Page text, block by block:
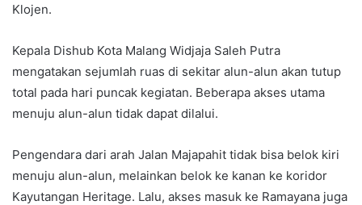
Klojen.
Kepala Dishub Kota Malang Widjaja Saleh Putra
mengatakan sejumlah ruas di sekitar alun-alun akan tutup
total pada hari puncak kegiatan. Beberapa akses utama
menuju alun-alun tidak dapat dilalui.
Pengendara dari arah Jalan Majapahit tidak bisa belok kiri
menuju alun-alun, melainkan belok ke kanan ke koridor
Kayutangan Heritage. Lalu, akses masuk ke Ramayana juga